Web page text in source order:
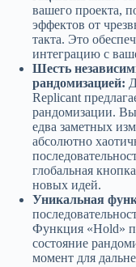
вашего проекта,
эффектов от
такта. Это
интеграцию с
Шесть
рандомизацией:
Replicant
рандомизации. Вы
едва заметных
абсолютно
глобальная
новых идей.
Уникальная
Функция «Hold»
состояние
момент для